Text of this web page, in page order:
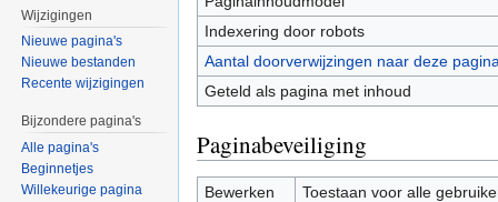
Indexering door robots
Aantal doorverwijzingen naar deze
Geteld als pagina met inhoud
Paginabeveiliging
Bewerken
Toestaan voor alle
Wijzigingen
Nieuwe pagina's
Nieuwe bestanden
Recente wijzigingen
Bijzondere pagina's
Alle pagina's
Beginnetjes
Willekeurige pagina